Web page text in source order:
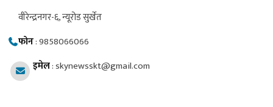
वीरेन्द्रनगर-६, न्यूरोड सुर्खेत
फोन:9858066066
इमेल:skynewsskt@gmail.com